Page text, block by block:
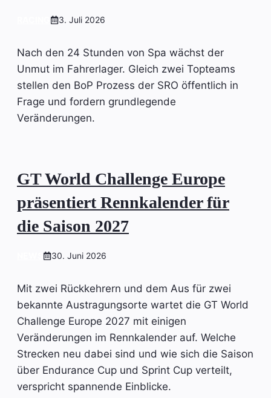
3. Juli 2026
Nach den 24 Stunden von Spa wächst der
Unmut im Fahrerlager. Gleich zwei Topteams
stellen den BoP Prozess der SRO öffentlich in
Frage und fordern grundlegende
Veränderungen.
GT World Challenge Europe
präsentiert Rennkalender für
die Saison 2027
30. Juni 2026
Mit zwei Rückkehrern und dem Aus für zwei
bekannte Austragungsorte wartet die GT World
Challenge Europe 2027 mit einigen
Veränderungen im Rennkalender auf. Welche
Strecken neu dabei sind und wie sich die Saison
über Endurance Cup und Sprint Cup verteilt,
verspricht spannende Einblicke.